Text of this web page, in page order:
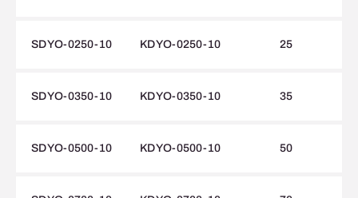
SDYO-0250-10 KDYO-0250-10 25
SDYO-0350-10 KDYO-0350-10 35
SDYO-0500-10 KDYO-0500-10 50